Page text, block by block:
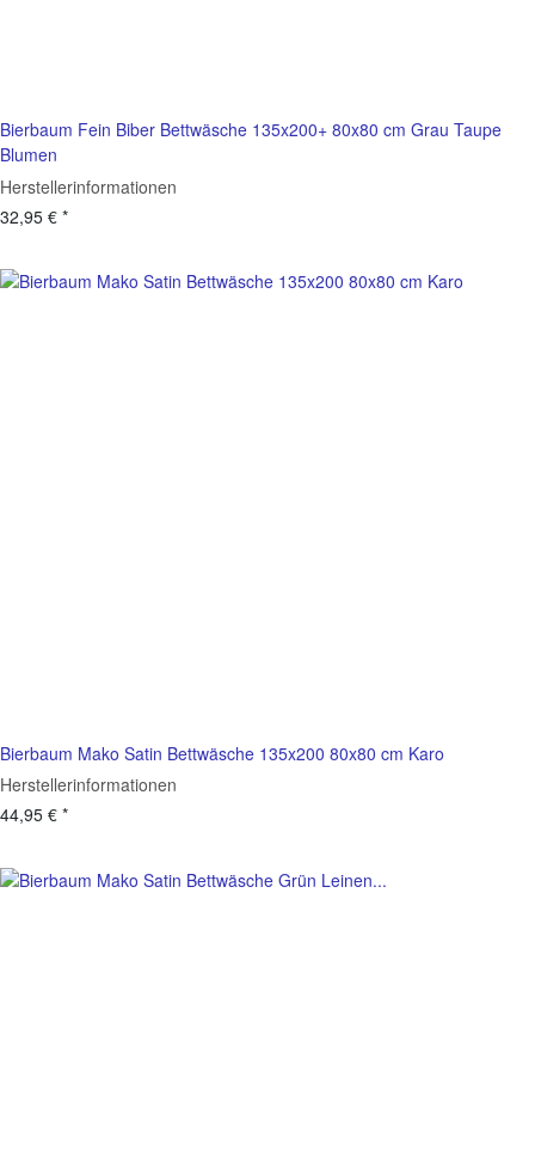
Bierbaum Fein Biber Bettwäsche 135x200+ 80x80 cm Grau Taupe
Blumen
Herstellerinformationen
32,95 € *
Bierbaum Mako Satin Bettwäsche 135x200 80x80 cm Karo
Herstellerinformationen
44,95 € *